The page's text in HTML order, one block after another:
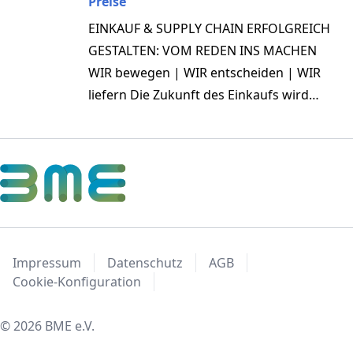
EINKAUF & SUPPLY CHAIN ERFOLGREICH
GESTALTEN: VOM REDEN INS MACHEN
WIR bewegen | WIR entscheiden | WIR
liefern Die Zukunft des Einkaufs wird
zugleich. Denn die besten Ideen
entstehen dort, wo Menschen
miteinander reden, sich austauschen und
gemeinsam weiterdenken. Die
wirtschaftliche, geopolitische und
technologische Unsicherheit ist zur
neuen Normalität geworden. Erfolgreiche
Unternehmen müssen sich schneller und
Impressum Datenschutz
AGB
Cookie-Konfiguration
© 2026 BME e.V.